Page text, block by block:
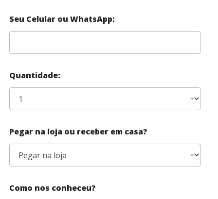
Seu Celular ou WhatsApp:
Quantidade:
Pegar na loja ou receber em casa?
Como nos conheceu?